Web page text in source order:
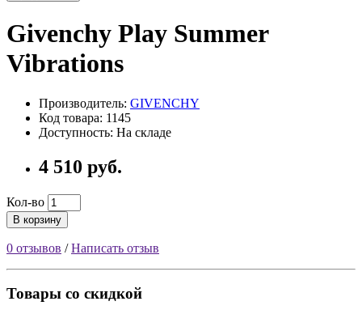
Givenchy Play Summer
Vibrations
Производитель: GIVENCHY
Код товара: 1145
Доступность: На складе
4 510 руб.
Кол-во
В корзину
0 отзывов /Написать отзыв
Товары со скидкой